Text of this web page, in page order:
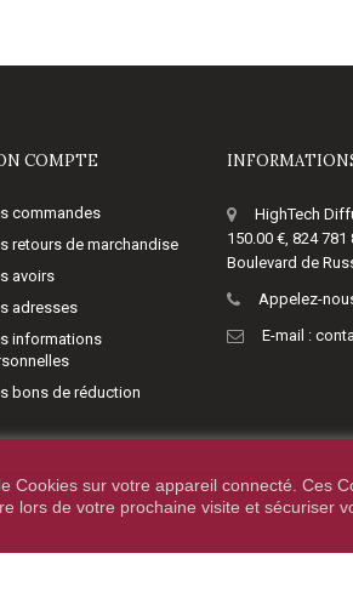
COMPTE
commandes
retours de marchandise
avoirs
adresses
informations
bons de réduction
HighTech
150.00 €, 824 781
Boulevard de
Appelez-
E-mail :
sur votre appareil connecté. Ces
lors de votre prochaine visite et sécuriser